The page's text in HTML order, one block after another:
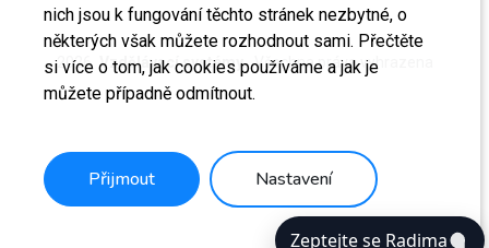
nich jsou k fungování těchto stránek nezbytné, o
některých však můžete rozhodnout sami. Přečtěte
si více o tom, jak cookies používáme a jak je
můžete případně odmítnout.
Přijmout Nastavení
Zeptejte se Radima
2026 Vzdělávací systémy. Všechna práva vyhrazena